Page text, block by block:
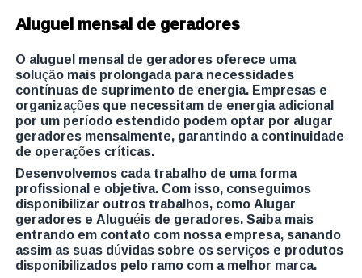
Aluguel mensal de geradores
O aluguel mensal de geradores oferece uma
solução mais prolongada para necessidades
contínuas de suprimento de energia. Empresas e
organizações que necessitam de energia adicional
por um período estendido podem optar por alugar
geradores mensalmente, garantindo a continuidade
de operações críticas.
Desenvolvemos cada trabalho de uma forma
profissional e objetiva. Com isso, conseguimos
disponibilizar outros trabalhos, como Alugar
geradores e Aluguéis de geradores. Saiba mais
entrando em contato com nossa empresa, sanando
assim as suas dúvidas sobre os serviços e produtos
disponibilizados pelo ramo com a melhor marca.